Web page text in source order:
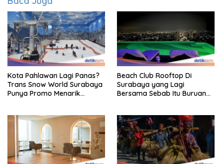
Kota Pahlawan Lagi Panas?
Trans Snow World Surabaya
Punya Promo Menarik
Beach Club Rooftop Di
Surabaya yang Lagi
Bersama Sebab Itu Buruan